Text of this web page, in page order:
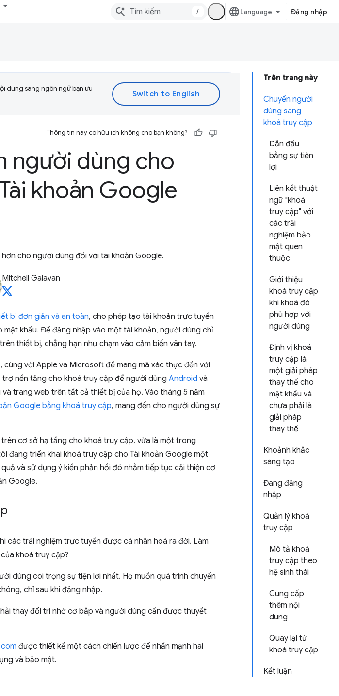
/ Đăng nhập
Trên trang này
Chuyển người
dùng sang
khoá truy cập
Dẫn đầu
bằng sự tiện
lợi
Liên kết thuật
ngữ "khoá
truy cập" với
các trải
nghiệm bảo
mật quen
thuộc
Giới thiệu
khoá truy cập
khi khoá đó
phù hợp với
người dùng
Định vị khoá
truy cập là
một giải pháp
thay thế cho
mật khẩu và
chưa phải là
giải pháp
thay thế
Khoảnh khắc
sáng tạo
Đang đăng
nhập
Quản lý khoá
truy cập
Mô tả khoá
truy cập theo
hệ sinh thái
Cung cấp
thêm nội
dung
Quay lại từ
khoá truy cập
Kết luận
dung sang ngôn ngữ bạn ưu
Thông tin này có hữu ích không cho bạn không?
người dùng cho
khoản Google
cho người dùng đối với tài khoản Google.
Mitchell Galavan
bị đơn giản và an toàn, cho phép tạo tài khoản trực tuyến
khẩu. Để đăng nhập vào một tài khoản, người dùng chỉ
thiết bị, chẳng hạn như chạm vào cảm biến vân tay.
với Apple và Microsoft để mang mã xác thực đến với
nền tảng cho khoá truy cập để người dùng Android và
trang web trên tất cả thiết bị của họ. Vào tháng 5 năm
Google bằng khoá truy cập, mang đến cho người dùng sự
cơ sở hạ tầng cho khoá truy cập, vừa là một trong
đang triển khai khoá truy cập cho Tài khoản Google một
và sử dụng ý kiến phản hồi đó nhằm tiếp tục cải thiện cơ
Google.
các trải nghiệm trực tuyến được cá nhân hoá ra đời. Làm
khoá truy cập?
dùng coi trọng sự tiện lợi nhất. Họ muốn quá trình chuyển
chỉ sau khi đăng nhập.
thay đổi trí nhớ cơ bắp và người dùng cần được thuyết
được thiết kế một cách chiến lược để nhấn mạnh hai
và bảo mật.